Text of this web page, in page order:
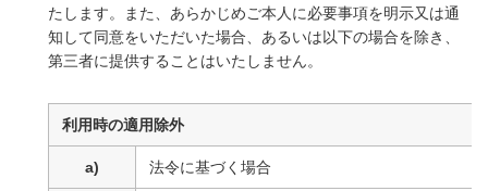
たします。また、あらかじめご本人に必要事項を明示又は通
知して同意をいただいた場合、あるいは以下の場合を除き、
第三者に提供することはいたしません。
利用時の適用除外
a) 法令に基づく場合